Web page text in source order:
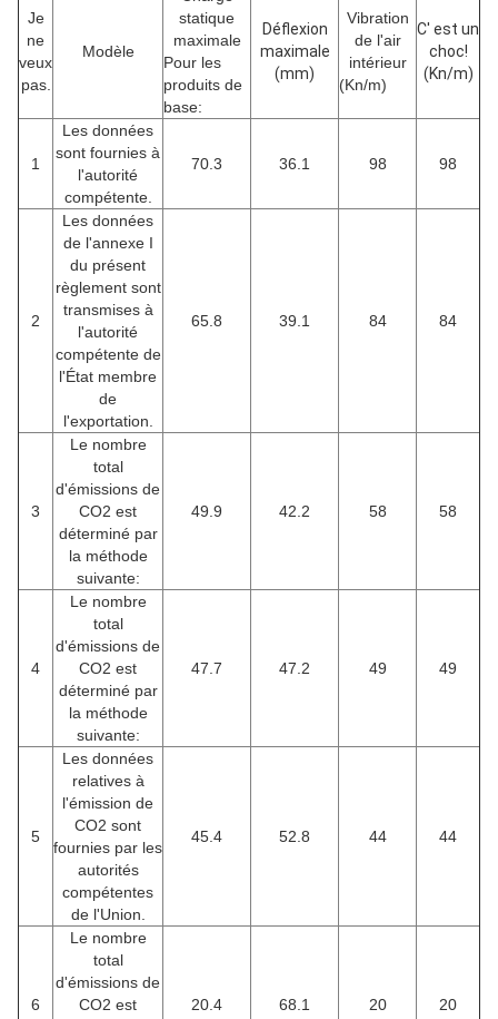
Je
ne
veux
pas.
Modèle
statique
maximale
Pour les
produits de
base:
Déflexion
maximale
(mm)
Vibration
de l'air
intérieur
(Kn/m)
C' est un
choc!
(Kn/m)
1
Les données
sont fournies à
l'autorité
compétente.
70.3 36.1 98 98
2
Les données
de l'annexe I
du présent
règlement sont
transmises à
l'autorité
compétente de
l'État membre
de
l'exportation.
65.8 39.1 84 84
3
Le nombre
total
d'émissions de
CO2 est
déterminé par
la méthode
suivante:
49.9 42.2 58 58
4
Le nombre
total
d'émissions de
CO2 est
déterminé par
la méthode
suivante:
47.7 47.2 49 49
5
Les données
relatives à
l'émission de
CO2 sont
fournies par les
autorités
compétentes
de l'Union.
45.4 52.8 44 44
6
Le nombre
total
d'émissions de
CO2 est
20.4 68.1 20 20